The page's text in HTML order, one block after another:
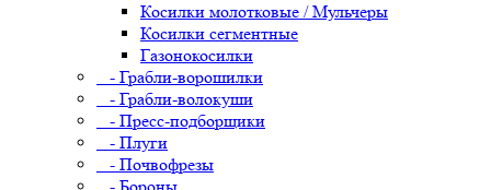
Косилки молотковые / Мульчеры
Косилки сегментные
Газонокосилки
- Грабли-ворошилки
- Грабли-волокуши
- Пресс-подборщики
- Плуги
- Почвофрезы